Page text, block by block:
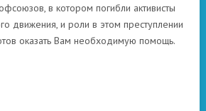
в котором погибли активисты
движения, и роли в этом преступлении
оказать Вам необходимую помощь.